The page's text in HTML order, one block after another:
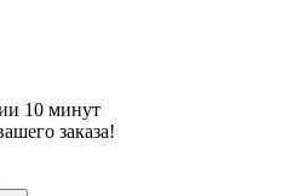
10 минут
заказа!